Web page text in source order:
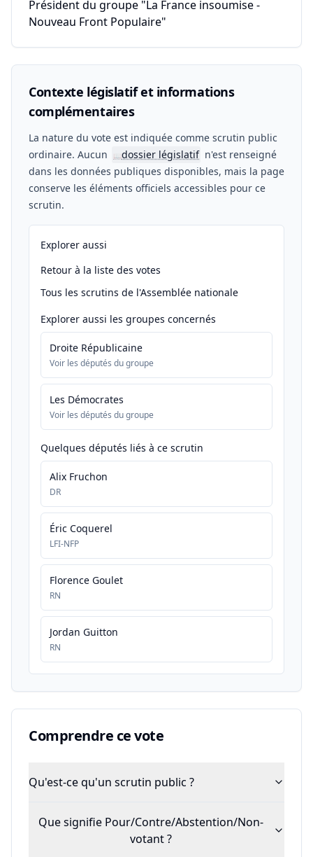
Président du groupe "La France insoumise -
Nouveau Front Populaire"
Contexte législatif et informations
complémentaires
La nature du vote est indiquée comme scrutin public
ordinaire. Aucun
📖dossier législatif n'est renseigné
dans les données publiques disponibles, mais la page
conserve les éléments officiels accessibles pour ce
scrutin.
Explorer aussi
Retour à la liste des votes
Tous les scrutins de l'Assemblée nationale
Explorer aussi les groupes concernés
Droite Républicaine
Voir les députés du groupe
Les Démocrates
Voir les députés du groupe
Quelques députés liés à ce scrutin
Alix Fruchon
DR
Éric Coquerel
LFI-NFP
Florence Goulet
RN
Jordan Guitton
RN
Comprendre ce vote
Qu'est-ce qu'un scrutin public ?
Que signifie Pour/Contre/Abstention/Non-
votant ?